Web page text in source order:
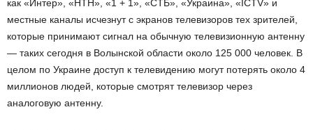
как «Интер», «НТН», «1 + 1», «СТБ», «Украина», «ICTV» и
местные каналы исчезнут с экранов телевизоров тех зрителей,
которые принимают сигнал на обычную телевизионную антенну
— таких сегодня в Волынской области около 125 000 человек. В
целом по Украине доступ к телевидению могут потерять около 4
миллионов людей, которые смотрят телевизор через
аналоговую антенну.